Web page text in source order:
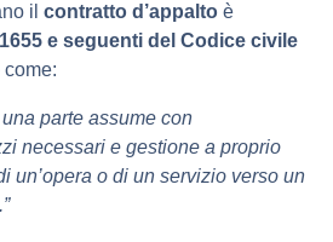
il contratto d’appalto è
e seguenti del Codice civile
parte assume con
necessari e gestione a proprio
un’opera o di un servizio verso un